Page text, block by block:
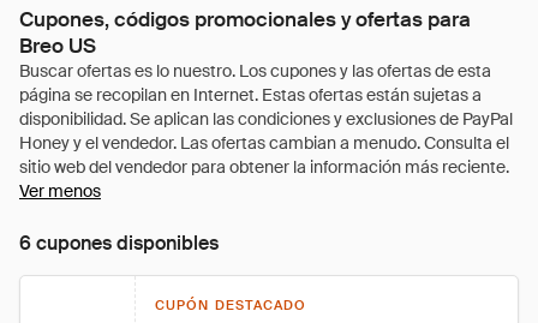
Cupones, códigos promocionales y ofertas para
Breo US
Ver menos
6 cupones disponibles
CUPÓN DESTACADO